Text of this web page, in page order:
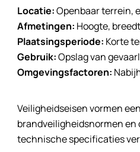
Locatie:Openbaar terrein,
Afmetingen: Hoogte,
Plaatsingsperiode: Korte
Gebruik:Opslag van
Omgevingsfactoren:
Veiligheidseisen vormen
brandveiligheidsnormen
technische specificaties